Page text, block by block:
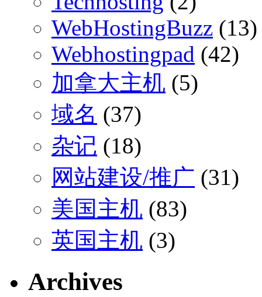
WebHostingBuzz (13)
Webhostingpad (42)
加拿大主机 (5)
域名 (37)
杂记 (18)
网站建设/推广 (31)
美国主机 (83)
英国主机 (3)
Archives